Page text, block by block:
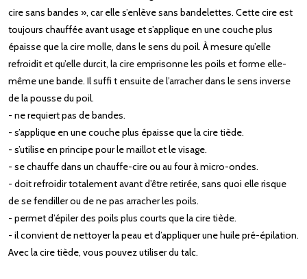
cire sans bandes », car elle s’enlève sans bandelettes. Cette cire est
toujours chauffée avant usage et s’applique en une couche plus
épaisse que la cire molle, dans le sens du poil. À mesure qu’elle
refroidit et qu’elle durcit, la cire emprisonne les poils et forme elle-
même une bande. Il suffi t ensuite de l’arracher dans le sens inverse
de la pousse du poil.
- ne requiert pas de bandes.
- s’applique en une couche plus épaisse que la cire tiède.
- s’utilise en principe pour le maillot et le visage.
- se chauffe dans un chauffe-cire ou au four à micro-ondes.
- doit refroidir totalement avant d’être retirée, sans quoi elle risque
de se fendiller ou de ne pas arracher les poils.
- permet d’épiler des poils plus courts que la cire tiède.
- il convient de nettoyer la peau et d’appliquer une huile pré-épilation.
Avec la cire tiède, vous pouvez utiliser du talc.